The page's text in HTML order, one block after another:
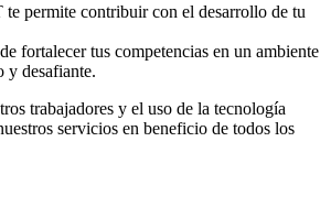
permite contribuir con el desarrollo de tu
fortalecer tus competencias en un ambiente
y desafiante.
trabajadores y el uso de la tecnología
servicios en beneficio de todos los